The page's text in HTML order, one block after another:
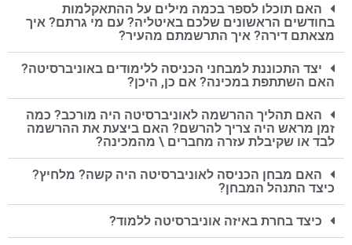
האם תוכלו לספר בכמה מילים על ההתאקלמות
בחודשים הראשונים שלכם באיטליה? עם מי גרתם? איך
מצאתם דירה? איך התרשמתם מהעיר?
יצד התכוננת למבחני הכניסה ללימודים באוניברסיטה?
האם השתתפת במכינה? אם כן, היכן?
האם תהליך ההרשמה לאוניברסיטה היה מורכב? כמה
זמן מראש היה צריך להרשם? האם ביצעת את ההרשמה
לבד או שקיבלת עזרה מחברים \ מהמכינה?
האם מבחן הכניסה לאוניברסיטה היה קשה? מלחיץ?
כיצד התנהל המבחן?
כיצד בחרת באיזה אוניברסיטה ללמוד?